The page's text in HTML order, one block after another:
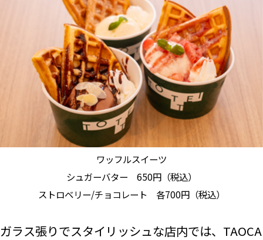
ワッフルスイーツ
シュガーバター 650円（税込）
ストロベリー/チョコレート 各700円（税込）
ガラス張りでスタイリッシュな店内では、TAOCA